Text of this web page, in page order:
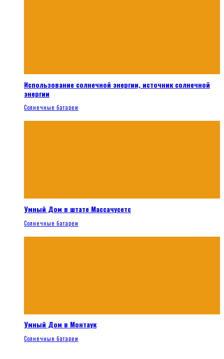
Использование солнечной энергии, источник солнечной
энергии
Солнечные батареи
Умный Дом в штате Массачусетс
Солнечные батареи
Умный Дом в Монтаук
Солнечные батареи